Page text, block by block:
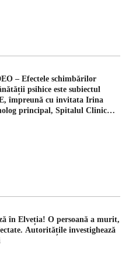
– Efectele schimbărilor
psihice este subiectul
împreună cu invitata Irina
principal, Spitalul Clinic
în Elveția! O persoană a murit,
Autoritățile investighează